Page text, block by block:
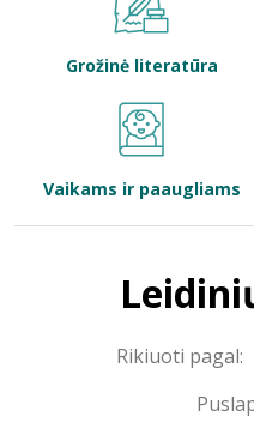
Bibliotekoms
Grožinė literatūra
Vaikams ir paaugliams
Rikiuoti pagal: